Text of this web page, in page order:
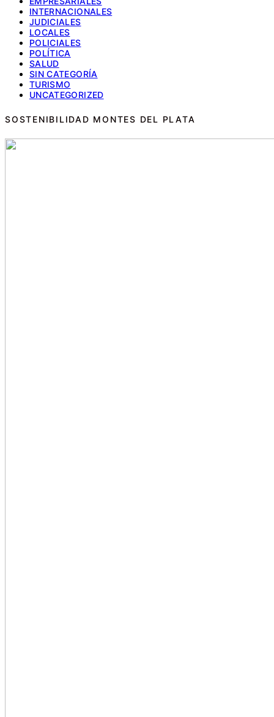
INTERNACIONALES
JUDICIALES
LOCALES
POLICIALES
POLÍTICA
SALUD
SIN CATEGORÍA
TURISMO
UNCATEGORIZED
SOSTENIBILIDAD MONTES DEL PLATA